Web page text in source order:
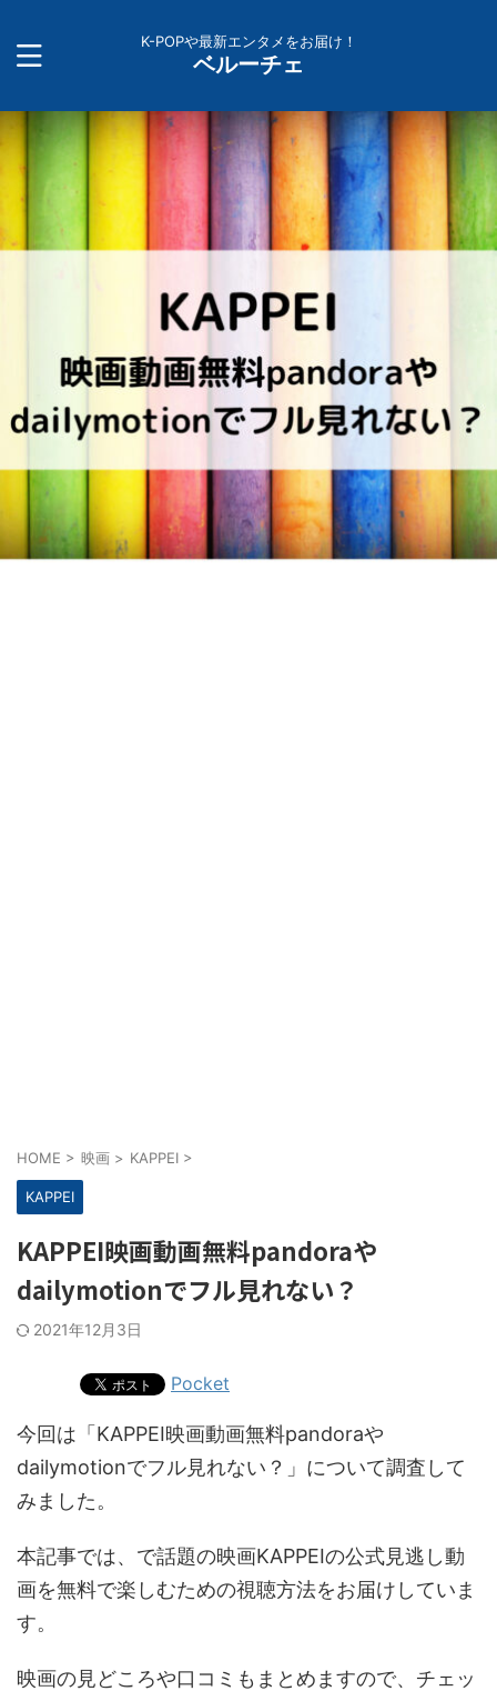
K-POPや最新エンタメをお届け！
ベルーチェ
HOME > 映画 > KAPPEI >
KAPPEI
KAPPEI映画動画無料pandoraや
dailymotionでフル見れない？
2021年12月3日
Pocket
今回は「KAPPEI映画動画無料pandoraや
dailymotionでフル見れない？」について調査して
みました。
本記事では、で話題の映画KAPPEIの公式見逃し動
画を無料で楽しむための視聴方法をお届けしていま
す。
映画の見どころや口コミもまとめますので、チェッ